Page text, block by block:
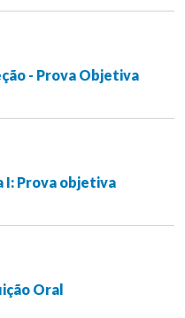
- Prova Objetiva
I: Prova objetiva
Oral